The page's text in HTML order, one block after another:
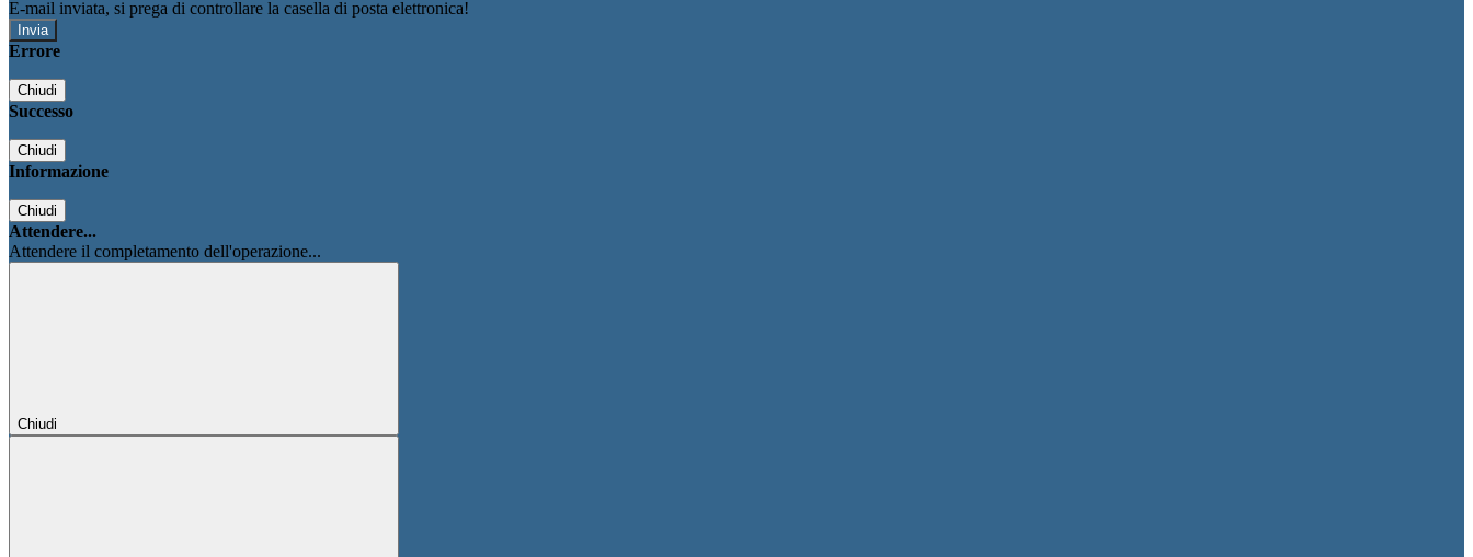
E-mail inviata, si prega di controllare la casella di posta elettronica!
Errore
Chiudi
Successo
Chiudi
Informazione
Chiudi
Attendere...
Attendere il completamento dell'operazione...
Chiudi